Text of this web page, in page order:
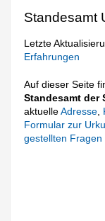
Standesamt
Letzte
Erfahrungen
Auf dieser Seite
Standesamt der
aktuelleAdresse
Formular zur
gestellten Fragen